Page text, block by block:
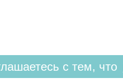
с тем, что